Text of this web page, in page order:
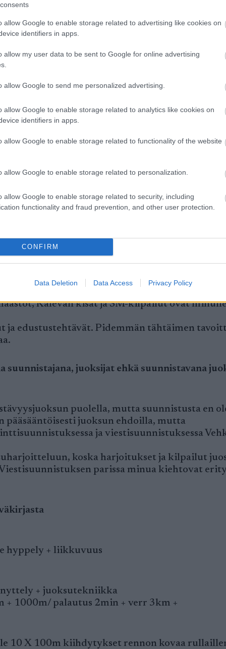
allow Google to enable storage related to advertising like cookies on
identifiers in apps.
allow my user data to be sent to Google for online advertising
allow Google to send me personalized advertising.
allow Google to enable storage related to analytics like cookies on
identifiers in apps.
allow Google to enable storage related to functionality of the website
allow Google to enable storage related to personalization.
allow Google to enable storage related to security, including
functionality and fraud prevention, and other user protection.
CONFIRM
Data Deletion Data Access Privacy Policy
määrää maltillisesti ja tehdä töitä
sillä olen pystynyt harjoittelemaan terveenä ja
Monte Gordo on harjoittelupaikkana?
Monte Gordo on erinomainen
ja olosuhteet ovat muutenkin
päässä sijaitsee hyvä urheilukeskus, mistä
leiripaikkaan on helppo mennä, kun paikat ovat
1500 metristä 10 000 metriin. Mikä on nyt
on ollut melko suuri ja syksyllä hieman
olemaan 1500m ja 5000m.
tavoitteet?
Tampereen 22-vuotiaiden Euroopan
Kalevan kisat ja SM-kilpailut ovat
edustustehtävät. Pidemmän tähtäimen
juoksijat ehkä suunnistavana
puolella, mutta suunnistusta en
juoksun ehdoilla, mutta
ja viestisuunnistuksessa
koska harjoitukset ja kilpailut
parissa minua kiehtovat
hyppely + liikkuvuus
+ juoksutekniikka
+ 1000m/ palautus 2min + verr 3km +
10 X 100m kiihdytykset rennon kovaa